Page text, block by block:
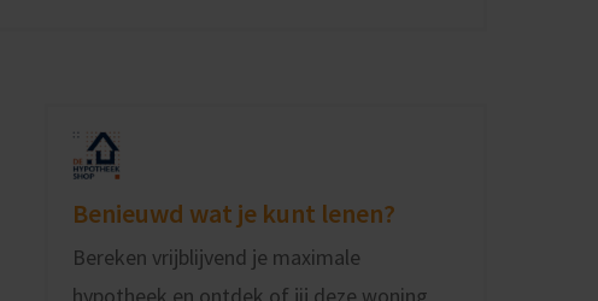
Benieuwd wat je kunt lenen?
Bereken vrijblijvend je maximale